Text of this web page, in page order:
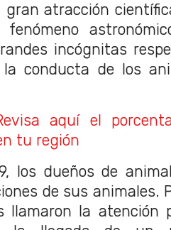
gran atracción
incógnitas
conducta de los
aquí el
tu región
los dueños de
de sus animales.
llamaron la atención